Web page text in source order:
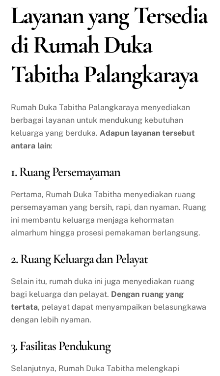
Layanan yang Tersedia
di Rumah Duka
Tabitha Palangkaraya
Rumah Duka Tabitha Palangkaraya menyediakan
berbagai layanan untuk mendukung kebutuhan
keluarga yang berduka.Adapun layanan tersebut
antara lain:
1. Ruang Persemayaman
Pertama, Rumah Duka Tabitha menyediakan ruang
persemayaman yang bersih, rapi, dan nyaman. Ruang
ini membantu keluarga menjaga kehormatan
almarhum hingga prosesi pemakaman berlangsung.
2. Ruang Keluarga dan Pelayat
Selain itu, rumah duka ini juga menyediakan ruang
bagi keluarga dan pelayat. Dengan ruang yang
tertata, pelayat dapat menyampaikan belasungkawa
dengan lebih nyaman.
3. Fasilitas Pendukung
Selanjutnya, Rumah Duka Tabitha melengkapi